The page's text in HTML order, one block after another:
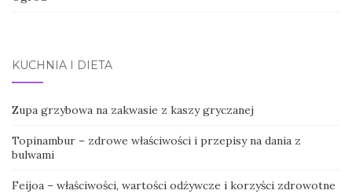
KUCHNIA I DIETA
Zupa grzybowa na zakwasie z kaszy gryczanej
Topinambur – zdrowe właściwości i przepisy na dania z
bulwami
Feijoa – właściwości, wartości odżywcze i korzyści zdrowotne